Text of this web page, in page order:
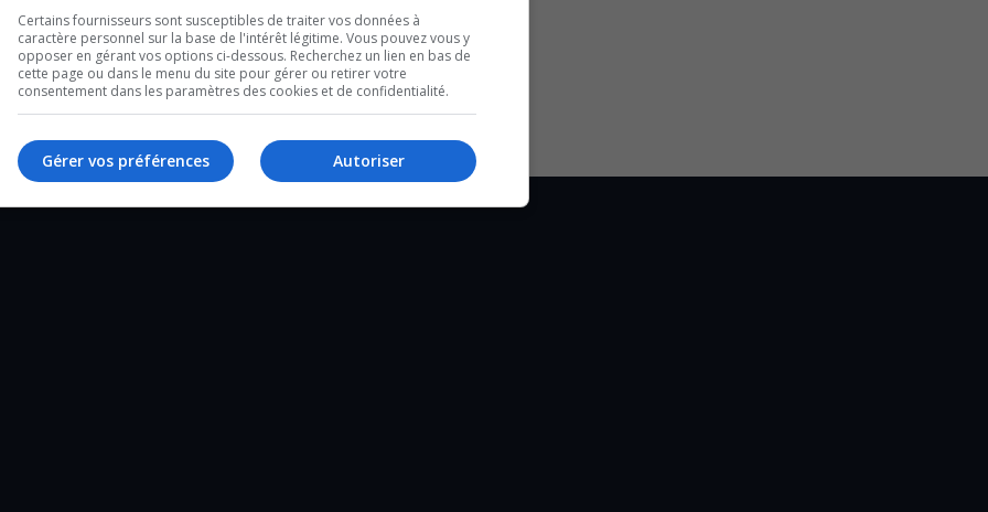
vous incontournables pour connaître tout
sur l’heure du lunch et un de 28
un tour d’horizon complet de ce qui a
Certains fournisseurs sont susceptibles de traiter vos données à
caractère personnel sur la base de l'intérêt légitime. Vous pouvez vous y
opposer en gérant vos options ci-dessous. Recherchez un lien en bas de
cette page ou dans le menu du site pour gérer ou retirer votre
consentement dans les paramètres des cookies et de confidentialité.
Autoriser
Gérer vos préférences